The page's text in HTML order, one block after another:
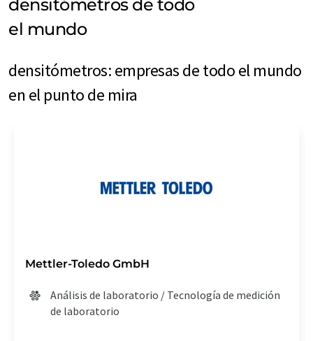
densitómetros de todo
el mundo
densitómetros: empresas de todo el mundo
en el punto de mira
Mettler-Toledo GmbH
Análisis de laboratorio / Tecnología de medición
de laboratorio